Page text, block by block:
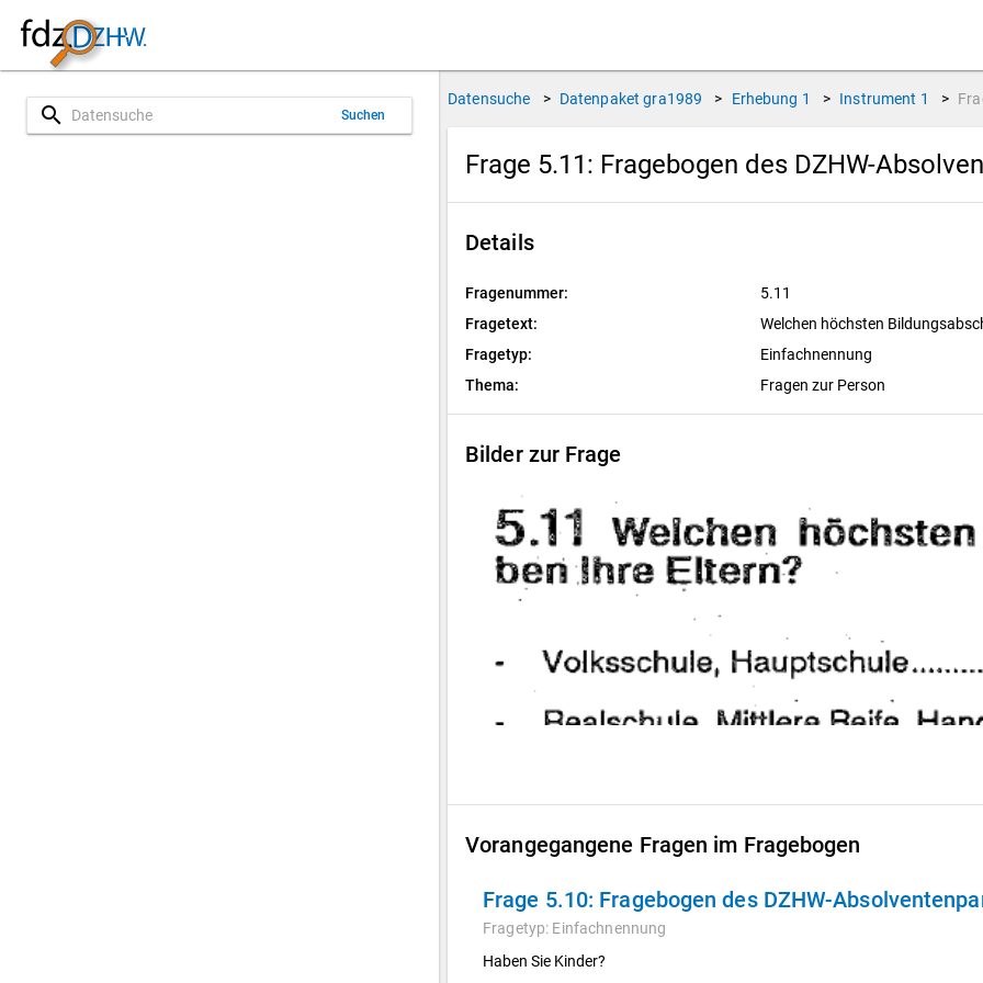
search Suchen
Datensuche > Datenpaket gra1989 > Erhebung 1 > Instrument 1 >
Frage 5.11: Fragebogen des DZHW-
Details
Fragenummer:
5.11
Fragetext:
Welchen höchsten
Fragetyp:
Einfachnennung
Thema:
Fragen zur Person
Bilder zur Frage
Vorangegangene Fragen im Fragebogen
Frage 5.10: Fragebogen des DZHW-
Fragetyp: Einfachnennung
Haben Sie Kinder?